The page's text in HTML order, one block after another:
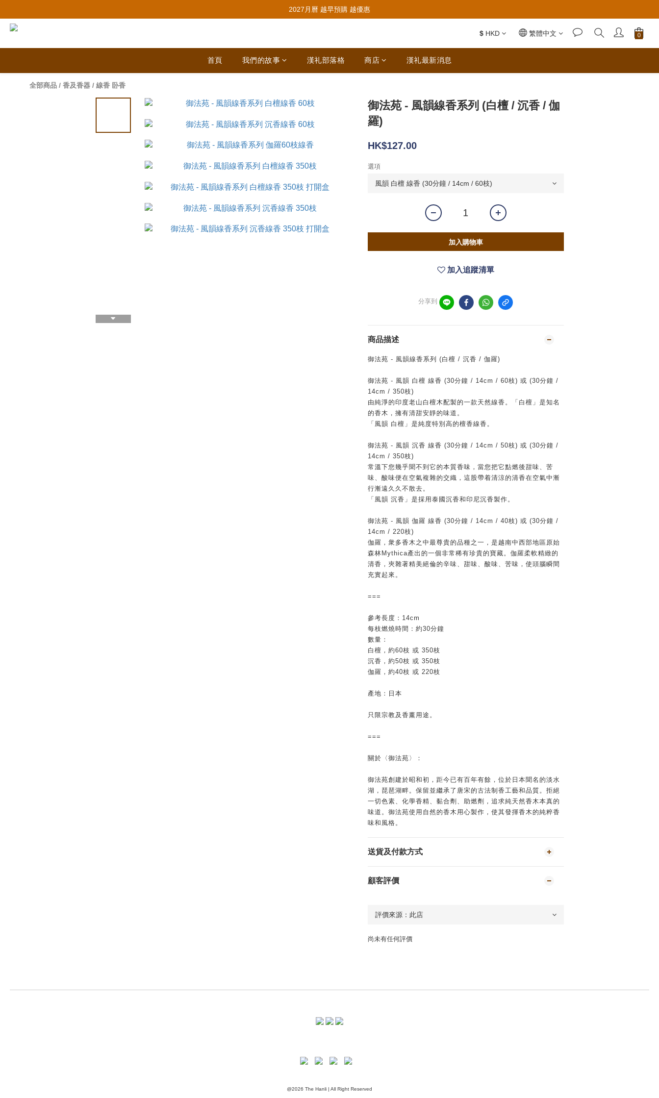
推薦新會員入會，賺取購物金🪙
2027月曆 越早預購 越優惠
$ HKD 繁體中文
首頁 我們的故事 漢礼部落格 商店 漢礼最新消息
全部商品 / 香及香器 / 線香 卧香
御法苑 - 風韻線香系列 (白檀 / 沉香 / 伽
羅)
HK$127.00
選項
加入購物車
加入追蹤清單
分享到
商品描述
御法苑 - 風韻線香系列 (白檀 / 沉香 / 伽羅)
御法苑 - 風韻 白檀 線香 (30分鐘 / 14cm / 60枝) 或 (30分鐘 /
14cm / 350枝)
由純淨的印度老山白檀木配製的一款天然線香。「白檀」是知名
的香木，擁有清甜安靜的味道。
「風韻 白檀」是純度特別高的檀香線香。
御法苑 - 風韻 沉香 線香 (30分鐘 / 14cm / 50枝) 或 (30分鐘 /
14cm / 350枝)
常溫下您幾乎聞不到它的本質香味，當您把它點燃後甜味、苦
味、酸味便在空氣複雜的交織，這股帶着清涼的清香在空氣中漸
行漸遠久久不散去。
「風韻 沉香」是採用泰國沉香和印尼沉香製作。
御法苑 - 風韻 伽羅 線香 (30分鐘 / 14cm / 40枝) 或 (30分鐘 /
14cm / 220枝)
伽羅，衆多香木之中最尊貴的品種之一，是越南中西部地區原始
森林 Mythica產出的一個非常稀有珍貴的寶藏。伽羅柔軟精緻的
清香，夾雜著精美絕倫的辛味、甜味、酸味、苦味，使頭腦瞬間
充實起來。
===
參考長度：14cm
每枝燃燒時間：約30分鐘
數量：
白檀，約60枝 或 350枝
沉香，約50枝 或 350枝
伽羅，約40枝 或 220枝
產地：日本
只限宗教及香薰用途。
===
關於〈御法苑〉：
御法苑創建於昭和初，距今已有百年有餘，位於日本聞名的淡水
湖，琵琶湖畔。保留並繼承了唐宋的古法制香工藝和品質。拒絕
一切色素、化學香精、黏合劑、助燃劑，追求純天然香木本真的
味道。御法苑使用自然的香木用心製作，使其發揮香木的純粹香
味和風格。
送貨及付款方式
顧客評價
尚未有任何評價
@2026 The Hanli | All Right Reserved